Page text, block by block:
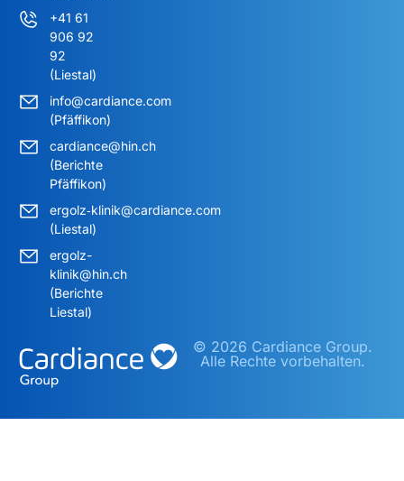
+41 61
906 92
92
(Liestal)
info@cardiance.com
(Pfäffikon)
cardiance@hin.ch
(Berichte
Pfäffikon)
ergolz‑klinik@cardiance.com
(Liestal)
ergolz-
klinik@hin.ch
(Berichte
Liestal)
© 2026 Cardiance Group.
Alle Rechte vorbehalten.